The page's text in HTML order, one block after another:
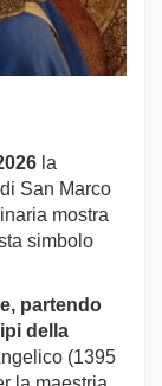
la
San Marco
mostra
simbolo
partendo
della
(1395